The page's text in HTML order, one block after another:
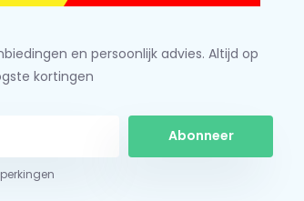
en persoonlijk advies. Altijd op
kortingen
Abonneer